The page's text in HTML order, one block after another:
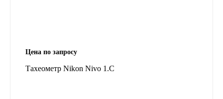
Цена по запросу
Тахеометр Nikon Nivo 1.C